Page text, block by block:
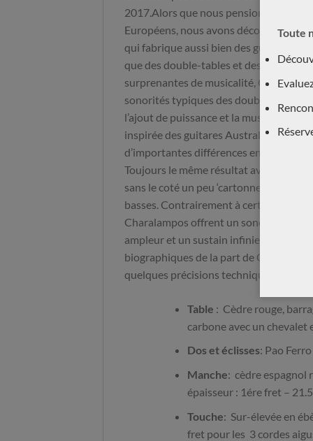
2017.Alors que nous pensions
Européens, nous avons découvert
qui fabrique aussi bien des guitares
que des double-tables et des lattices.
surprenantes de musicalité,
sonorités typiques des double-tables
l’ajout de puissance et la musicalité.
inspirée des guitares Australiennes de
d’importantes différences en matière
Toujours le même résultat avec de la
sans le coté un peu ‘cartonneux’ de
basses. Contrairement à certaines
Charalampos offrent un sonorité assez
ampleur et un sustain infinie. Nous
biographiques de la part de
quelques précisions techniques sur
Table : Cèdre rouge,
carbone avec un chevalet
Dos et éclisses: Pao Ferro
Manche: cèdre espagnol
épaisseur : 1ére fret –
Touche: Sur-élevée en
fret pour les 3 cordes
Toute